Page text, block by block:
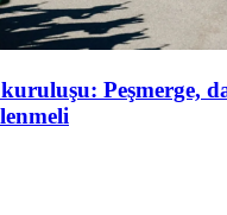
Peşmerge,